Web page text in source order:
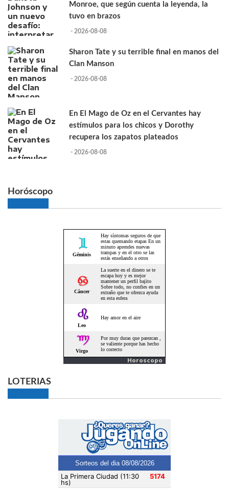
Monroe, que según cuenta la leyenda, la
tuvo en brazos
- 2026-08-08
Sharon Tate y su terrible final en manos del
Clan Manson
- 2026-08-08
En El Mago de Oz en el Cervantes hay
estímulos para los chicos y Dorothy
recupera los zapatos plateados
- 2026-08-08
Horóscopo
Horoscopo
LOTERIAS